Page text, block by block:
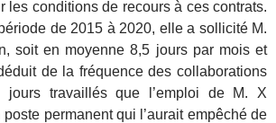
les conditions de recours à ces contrats.
de 2015 à 2020, elle a sollicité M.
soit en moyenne 8,5 jours par mois et
de la fréquence des collaborations
travaillés que l’emploi de M. X
permanent qui l’aurait empêché de